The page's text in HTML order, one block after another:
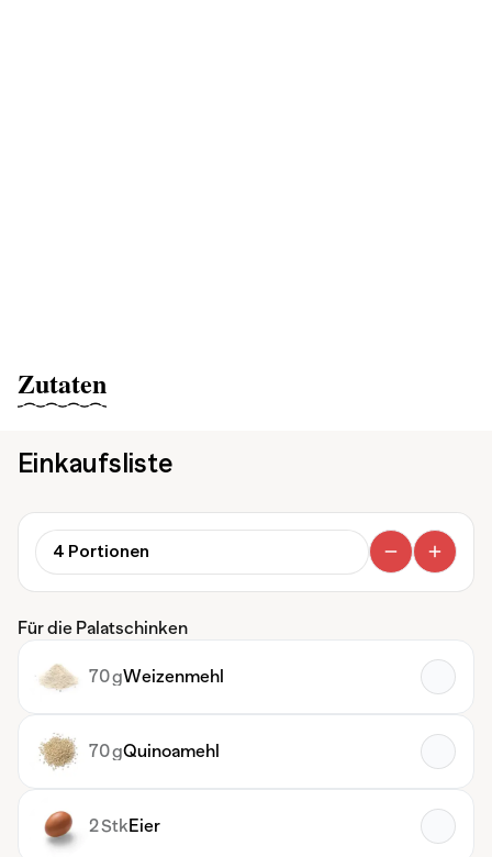
Zutaten